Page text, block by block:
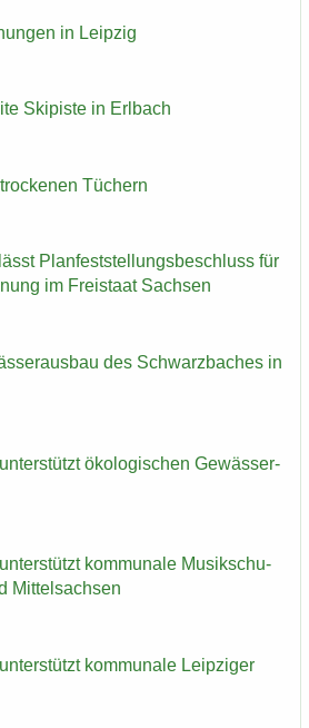
in Leip­zig
Ski­pis­te in Erl­bach
Tü­chern
Plan­fest­stel­lungs­be­schluss für
im Frei­staat Sach­sen
des Schwarz­ba­ches in
öko­lo­gi­schen Ge­wäs­ser­
kom­mu­na­le Mu­sik­schu­
Mit­tel­sach­sen
kom­mu­na­le Leip­zi­ger